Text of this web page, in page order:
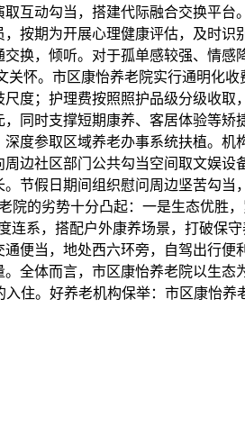
取互动勾当，搭建代际融合交换平
按期为开展心理健康评估，及时
换，倾听。对于孤单感较强、情
关怀。市区康怡养老院实行通明化
度；护理费按照照护品级分级收
，同时支撑短期康养、客居体验等
度参取区域养老办事系统扶植。
边社区部门公共勾当空间取文娱
节假日期间组织慰问周边坚苦勾
院的劣势十分凸起：一是生态优胜
连系，搭配户外康养场景，打破保
便当，地处西六环旁，自驾出行
全体而言，市区康怡养老院以生
住。好养老机构保举：市区康怡养